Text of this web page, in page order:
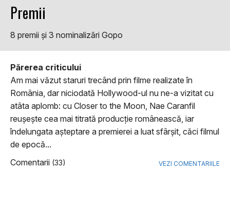
Premii
8 premii şi 3 nominalizări Gopo
Părerea criticului
Am mai văzut staruri trecând prin filme realizate în
România, dar niciodată Hollywood-ul nu ne-a vizitat cu
atâta aplomb: cu Closer to the Moon, Nae Caranfil
reuşeşte cea mai titrată producţie românească, iar
îndelungata aşteptare a premierei a luat sfârşit, căci filmul
de epocă...
Comentarii (33) VEZI COMENTARIILE